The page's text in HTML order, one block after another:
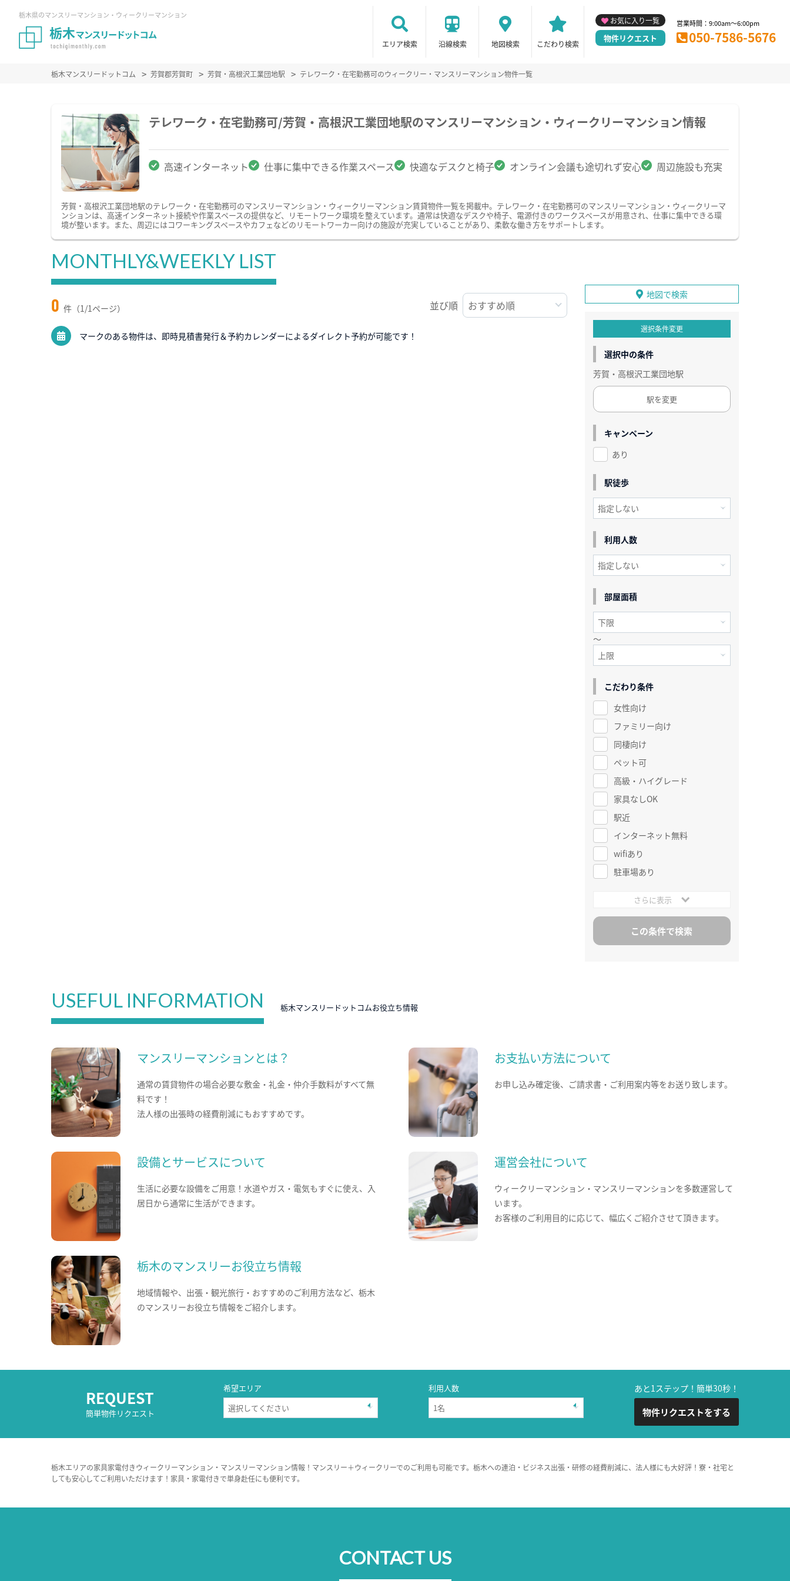
栃木県のマンスリーマンション・ウィークリーマンション
エリア検索 沿線検索 地図検索 こだわり検索
お気に入り一覧
物件リクエスト
営業時間：9:00am～6:00pm
050-7586-5676
栃木マンスリードットコム 芳賀郡芳賀町 芳賀・高根沢工業団地駅 テレワーク・在宅勤務可のウィークリー・マンスリーマンション物件一覧
テレワーク・在宅勤務可/芳賀・高根沢工業団地駅のマンスリーマンション・ウィークリーマンション情報
高速インターネット 仕事に集中できる作業スペース 快適なデスクと椅子 オンライン会議も途切れず安心 周辺施設も充実
芳賀・高根沢工業団地駅のテレワーク・在宅勤務可のマンスリーマンション・ウィークリーマンション賃貸物件一覧を掲載中。テレワーク・在宅勤務可のマンスリーマンション・ウィークリーマ
ンションは、高速インターネット接続や作業スペースの提供など、リモートワーク環境を整えています。通常は快適なデスクや椅子、電源付きのワークスペースが用意され、仕事に集中できる環
境が整います。また、周辺にはコワーキングスペースやカフェなどのリモートワーカー向けの施設が充実していることがあり、柔軟な働き方をサポートします。
MONTHLY&WEEKLY LIST
0 件（1/1ページ） 並び順
マークのある物件は、即時見積書発行＆予約カレンダーによるダイレクト予約が可能です！
地図で検索
選択条件変更
選択中の条件
芳賀・高根沢工業団地駅
駅を変更
キャンペーン
あり
駅徒歩
利用人数
部屋面積
～
こだわり条件
女性向け
ファミリー向け
同棲向け
ペット可
高級・ハイグレード
家具なしOK
駅近
インターネット無料
wifiあり
駐車場あり
さらに表示
USEFUL INFORMATION 栃木マンスリードットコムお役立ち情報
マンスリーマンションとは？
通常の賃貸物件の場合必要な敷金・礼金・仲介手数料がすべて無
料です！
法人様の出張時の経費削減にもおすすめです。
お支払い方法について
お申し込み確定後、ご請求書・ご利用案内等をお送り致します。
設備とサービスについて
生活に必要な設備をご用意！水道やガス・電気もすぐに使え、入
居日から通常に生活ができます。
運営会社について
ウィークリーマンション・マンスリーマンションを多数運営して
います。
お客様のご利用目的に応じて、幅広くご紹介させて頂きます。
栃木のマンスリーお役立ち情報
地域情報や、出張・観光旅行・おすすめのご利用方法など、栃木
のマンスリーお役立ち情報をご紹介します。
REQUEST
簡単物件リクエスト
希望エリア 利用人数 あと1ステップ！簡単30秒！
物件リクエストをする
栃木エリアの家具家電付きウィークリーマンション・マンスリーマンション情報！マンスリー＋ウィークリーでのご利用も可能です。栃木への連泊・ビジネス出張・研修の経費削減に、法人様にも大好評！寮・社宅と
しても安心してご利用いただけます！家具・家電付きで単身赴任にも便利です。
CONTACT US